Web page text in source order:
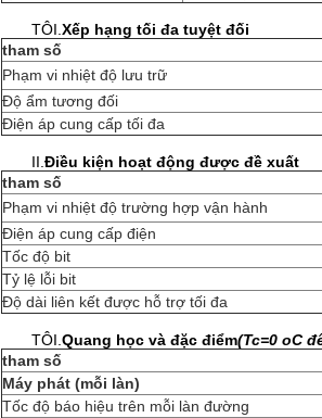
TÔI. Xếp hạng tối đa tuyệt đối
tham số
Phạm vi nhiệt độ lưu trữ
Độ ẩm tương đối
Điện áp cung cấp tối đa
II. Điều kiện hoạt động được đề xuất
tham số
Phạm vi nhiệt độ trường hợp vận hành
Điện áp cung cấp điện
Tốc độ bit
Tỷ lệ lỗi bit
Độ dài liên kết được hỗ trợ tối đa
TÔI. Quang học và đặc điểm(Tc=0 oC
tham số
Máy phát (mỗi làn)
Tốc độ báo hiệu trên mỗi làn đường